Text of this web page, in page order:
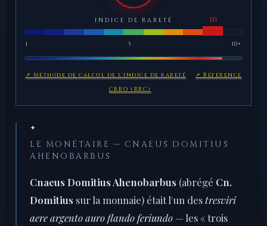
INDICE DE RARETÉ
1 5 10+
↗ Méthode de calcul de l'indice de rareté
↗ Référence
CRRO (RRC)
✦
LE MONÉTAIRE — CNAEUS DOMITIUS
AHENOBARBUS
Cnaeus Domitius Ahenobarbus (abrégé Cn.
Domitius sur la monnaie) était l'un destresviri
aere argento auro flando feriundo — les « trois